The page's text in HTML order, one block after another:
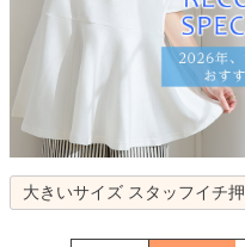
大きいサイズ スタッフイチ